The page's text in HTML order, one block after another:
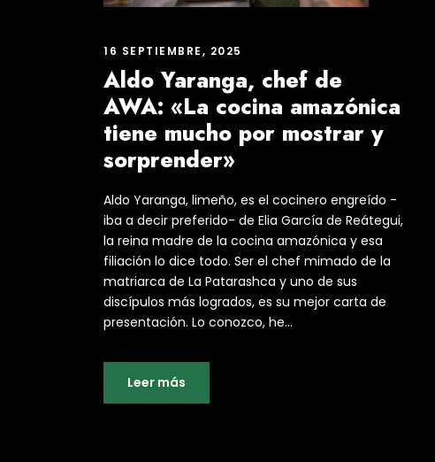
16 SEPTIEMBRE, 2025
Aldo Yaranga, chef de
AWA: «La cocina amazónica
tiene mucho por mostrar y
sorprender»
Aldo Yaranga, limeño, es el cocinero engreído -
iba a decir preferido- de Elia García de Reátegui,
la reina madre de la cocina amazónica y esa
filiación lo dice todo. Ser el chef mimado de la
matriarca de La Patarashca y uno de sus
discípulos más logrados, es su mejor carta de
presentación. Lo conozco, he...
Leer más